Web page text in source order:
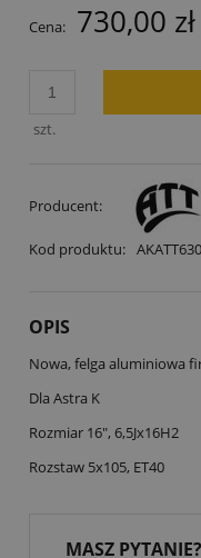
Cena: 730,00 zł
szt.
Producent:
Kod produktu:
OPIS
Nowa, felga aluminiowa
Dla Astra K
Rozmiar 16", 6,5Jx16H2
Rozstaw 5x105, ET40
MASZ PYTANIE?